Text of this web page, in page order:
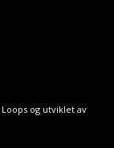
Loopsog utviklet av